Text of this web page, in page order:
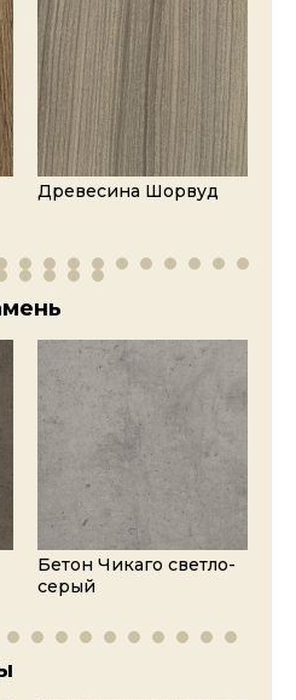
Древесина Шорвуд
Бетон Чикаго светло-
серый